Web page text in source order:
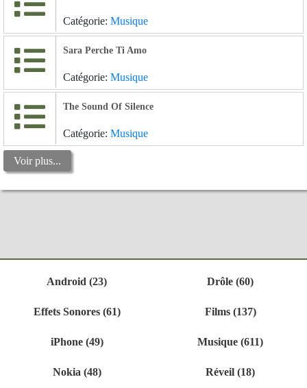
Catégorie: Musique
Sara Perche Ti Amo
Catégorie: Musique
The Sound Of Silence
Catégorie: Musique
Voir plus...
Android (23) Drôle (60)
Effets Sonores (61) Films (137)
iPhone (49) Musique (611)
Nokia (48) Réveil (18)